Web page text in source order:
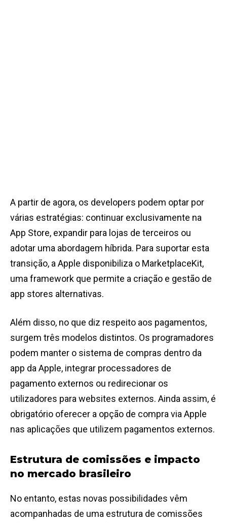
A partir de agora, os developers podem optar por
várias estratégias: continuar exclusivamente na
App Store, expandir para lojas de terceiros ou
adotar uma abordagem híbrida. Para suportar esta
transição, a Apple disponibiliza o MarketplaceKit,
uma framework que permite a criação e gestão de
app stores alternativas.
Além disso, no que diz respeito aos pagamentos,
surgem três modelos distintos. Os programadores
podem manter o sistema de compras dentro da
app da Apple, integrar processadores de
pagamento externos ou redirecionar os
utilizadores para websites externos. Ainda assim, é
obrigatório oferecer a opção de compra via Apple
nas aplicações que utilizem pagamentos externos.
Estrutura de comissões e impacto
no mercado brasileiro
No entanto, estas novas possibilidades vêm
acompanhadas de uma estrutura de comissões